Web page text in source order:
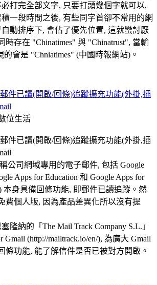
打完全部文字, 只要打頭幾個字就可以,
一段時間之後, 有些同字首卻不常用的網
動排序下, 會佔了優先位置, 這就蠻討厭
時存在 "Chinatimes" 與 "Chinatrust", 當輸
的會是 "Chniatimes" (中國時報網站)。
件已讀(開啟/回條)追蹤擴充功能(外掛,插
位生活
件已讀(開啟/回條)追蹤擴充功能(外掛,插
公司網域專用的電子郵件, 包括 Google
Apps for Education 和 Google Apps for
本身具備回條功能, 即郵件已讀追蹤。然
費個人版, 因為產品差異化所以沒有提
隆納的「The Mail Track Company S.L.」
Gmail (http://mailtrack.io/en/), 為廣大 Gmail
條功能, 能了解信件是否已被對方開啟。